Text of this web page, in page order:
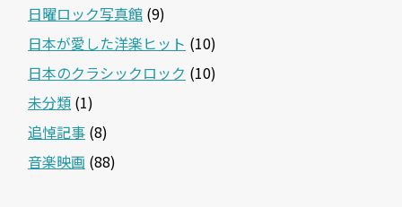
日曜ロック写真館 (9)
日本が愛した洋楽ヒット (10)
日本のクラシックロック (10)
未分類 (1)
追悼記事 (8)
音楽映画 (88)